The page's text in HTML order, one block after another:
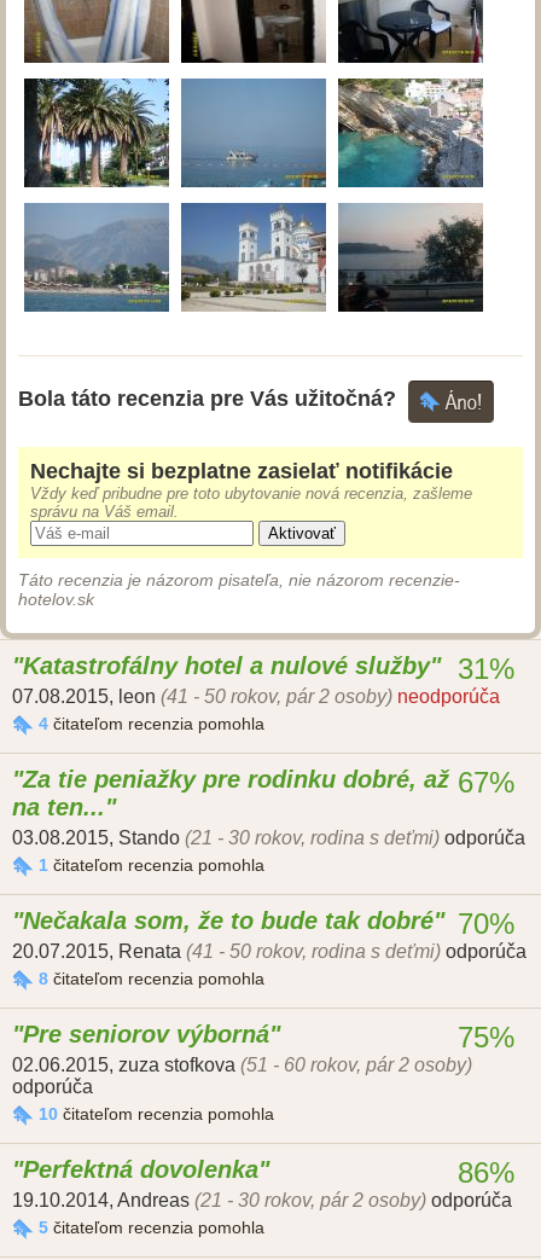
Bola táto recenzia pre Vás užitočná?
Nechajte si bezplatne zasielať notifikácie
Vždy keď pribudne pre toto ubytovanie nová recenzia, zašleme
správu na Váš email.
Aktivovať
Táto recenzia je názorom pisateľa, nie názorom recenzie-
hotelov.sk
Katastrofálny hotel a nulové služby
07.08.2015, leon (41 - 50 rokov, pár 2 osoby) neodporúča
4 čitateľom recenzia pomohla
31%
Za tie peniažky pre rodinku dobré, až
na ten...
03.08.2015, Stando (21 - 30 rokov, rodina s deťmi) odporúča
1 čitateľom recenzia pomohla
67%
Nečakala som, že to bude tak dobré
20.07.2015, Renata (41 - 50 rokov, rodina s deťmi) odporúča
8 čitateľom recenzia pomohla
70%
Pre seniorov výborná
02.06.2015, zuza stofkova (51 - 60 rokov, pár 2 osoby)
odporúča
10 čitateľom recenzia pomohla
75%
Perfektná dovolenka
19.10.2014, Andreas (21 - 30 rokov, pár 2 osoby) odporúča
5 čitateľom recenzia pomohla
86%